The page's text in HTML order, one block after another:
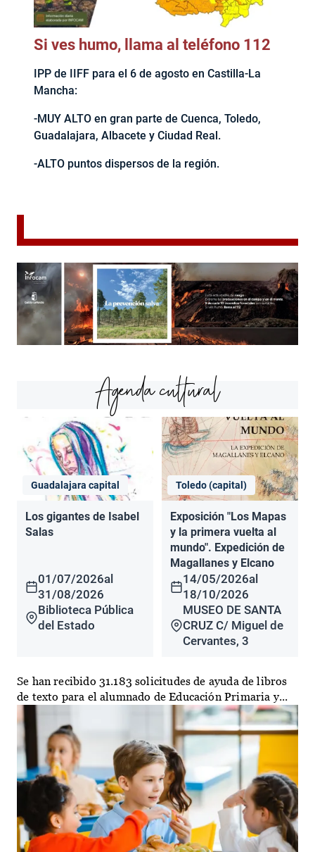
Si ves humo, llama al teléfono 112
IPP de IIFF para el 6 de agosto en Castilla-La
Mancha:
-MUY ALTO en gran parte de Cuenca, Toledo,
Guadalajara, Albacete y Ciudad Real.
-ALTO puntos dispersos de la región.
Agenda cultural
Guadalajara capital
Los gigantes de Isabel
Salas
01/07/2026al
31/08/2026
Biblioteca Pública
del Estado
Toledo (capital)
Exposición "Los Mapas
y la primera vuelta al
mundo". Expedición de
Magallanes y Elcano
14/05/2026al
18/10/2026
MUSEO DE SANTA
CRUZ C/ Miguel de
Cervantes, 3
Se han recibido 31.183 solicitudes de ayuda de libros
de texto para el alumnado de Educación Primaria y...